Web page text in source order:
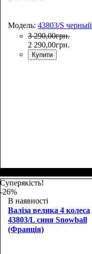
Модель: 43803/S черный
3 290,00грн.
2 290,00грн.
Купити
55х35х20
Суперякість!
-26%
В наявності
Валіза велика 4 колеса
43803/L синя Snowball
(Франція)